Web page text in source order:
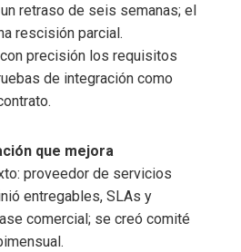
retraso de seis semanas; el
rescisión parcial.
precisión los requisitos
de integración como
que mejora
proveedor de servicios
entregables, SLAs y
comercial; se creó comité